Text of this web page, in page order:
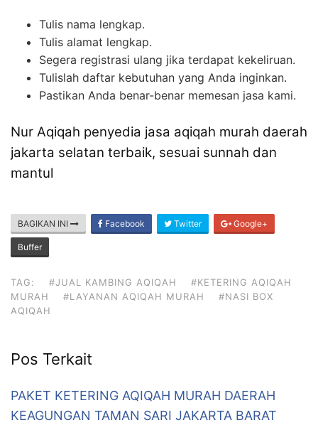
Tulis nama lengkap.
Tulis alamat lengkap.
Segera registrasi ulang jika terdapat kekeliruan.
Tulislah daftar kebutuhan yang Anda inginkan.
Pastikan Anda benar-benar memesan jasa kami.
Nur Aqiqah penyedia jasa aqiqah murah daerah
jakarta selatan terbaik, sesuai sunnah dan
mantul
BAGIKAN INI Facebook Twitter Google+
Buffer
TAG: #JUAL KAMBING AQIQAH
#KETERING AQIQAH
MURAH
#LAYANAN AQIQAH MURAH
#NASI BOX
AQIQAH
Pos Terkait
PAKET KETERING AQIQAH MURAH DAERAH
KEAGUNGAN TAMAN SARI JAKARTA BARAT